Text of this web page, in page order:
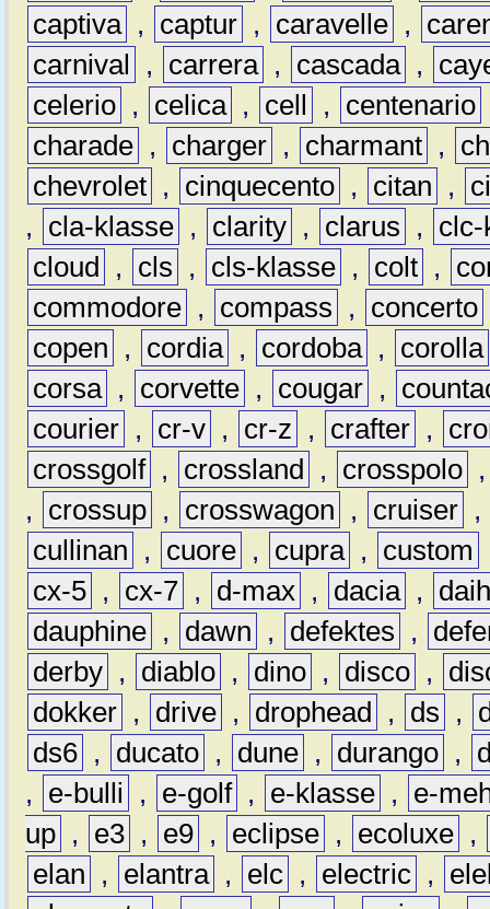
captiva , captur , caravelle ,
carnival
, carrera , cascada ,
celerio , celica , cell , centenario
charade , charger , charmant ,
chevrolet , cinquecento , citan ,
,
cla-klasse , clarity , clarus ,
clc-
cloud
, cls , cls-klasse , colt ,
commodore , compass , concerto
copen
, cordia , cordoba ,
corolla
corsa , corvette , cougar ,
courier , cr-v , cr-z , crafter ,
crossgolf , crossland , crosspolo
,
crossup , crosswagon , cruiser ,
cullinan
, cuore , cupra , custom
cx-5 , cx-7 , d-max , dacia ,
dauphine , dawn , defektes ,
derby , diablo , dino , disco ,
dokker , drive , drophead , ds ,
ds6 , ducato , dune , durango ,
,
e-bulli , e-golf , e-klasse ,
e-
up , e3 , e9 , eclipse , ecoluxe ,
elan
, elantra , elc , electric ,